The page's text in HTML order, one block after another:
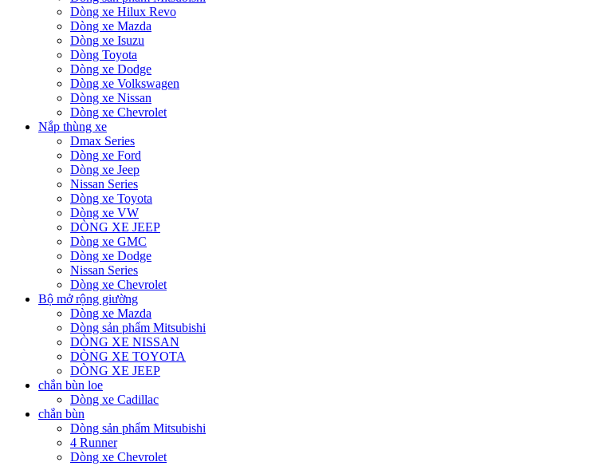
Dòng xe Hilux Revo
Dòng xe Mazda
Dòng xe Isuzu
Dòng Toyota
Dòng xe Dodge
Dòng xe Volkswagen
Dòng xe Nissan
Dòng xe Chevrolet
Nắp thùng xe
Dmax Series
Dòng xe Ford
Dòng xe Jeep
Nissan Series
Dòng xe Toyota
Dòng xe VW
DÒNG XE JEEP
Dòng xe GMC
Dòng xe Dodge
Nissan Series
Dòng xe Chevrolet
Bộ mở rộng giường
Dòng xe Mazda
Dòng sản phẩm Mitsubishi
DÒNG XE NISSAN
DÒNG XE TOYOTA
DÒNG XE JEEP
chắn bùn loe
Dòng xe Cadillac
chắn bùn
Dòng sản phẩm Mitsubishi
4 Runner
Dòng xe Chevrolet